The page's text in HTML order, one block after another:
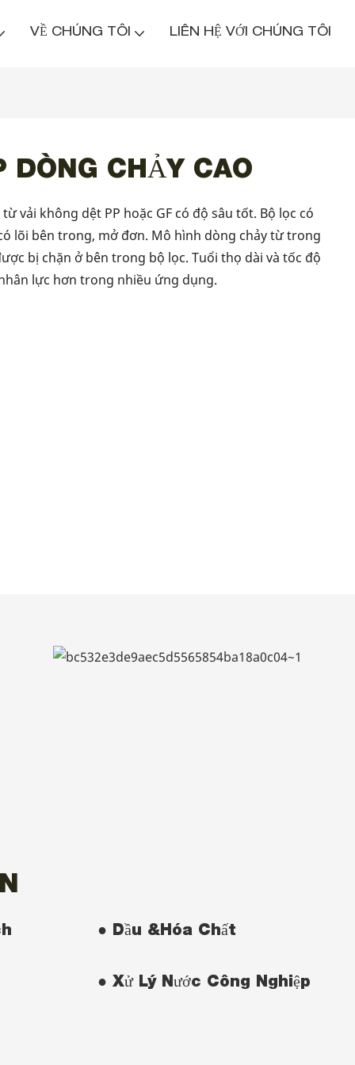
VỀ CHÚNG TÔI LIÊN HỆ VỚI CHÚNG TÔI
DÒNG CHẢY CAO
vải không dệt PP hoặc GF có độ sâu tốt. Bộ lọc có
lõi bên trong, mở đơn. Mô hình dòng chảy từ trong
bị chặn ở bên trong bộ lọc. Tuổi thọ dài và tốc độ
lực hơn trong nhiều ứng dụng.
● Dầu &Hóa Chất
● Xử Lý Nước Công Nghiệp